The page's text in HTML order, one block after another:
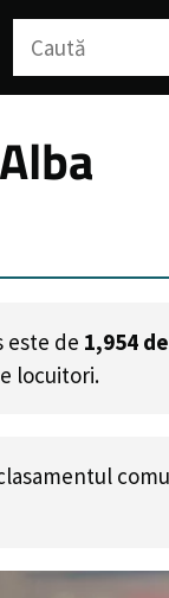
Caută
este de 1,954
locuitori.